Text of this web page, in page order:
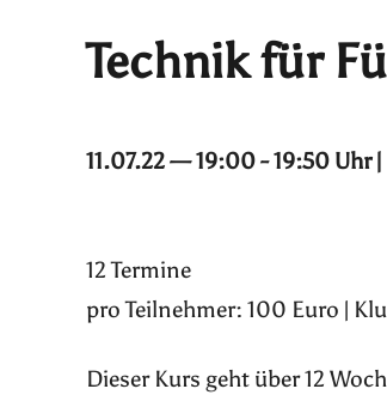
Technik für
11.07.22 — 19:00 - 19:50 Uhr
12 Termine
pro Teilnehmer: 100 Euro |
Dieser Kurs geht über 12